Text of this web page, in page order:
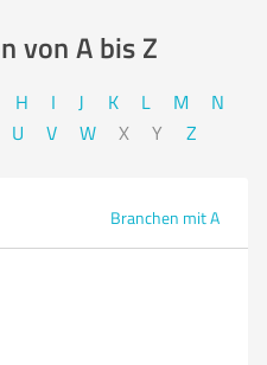
von A bis Z​
H I J K L M
N
U V W X Y Z
Branchen mit A